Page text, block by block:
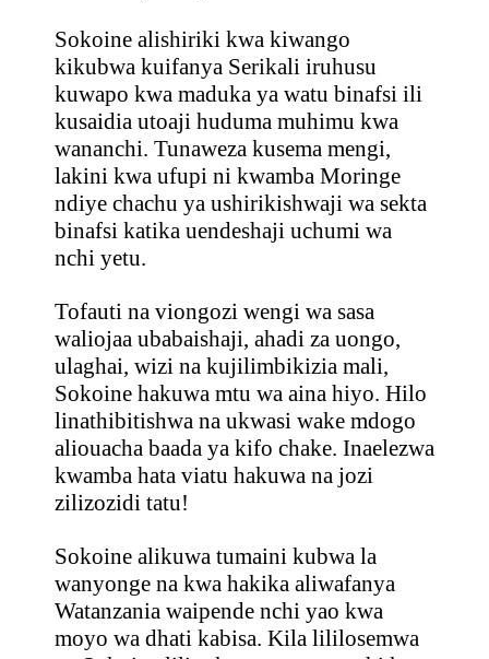
Sokoine alishiriki kwa kiwango
kikubwa kuifanya Serikali iruhusu
kuwapo kwa maduka ya watu binafsi ili
kusaidia utoaji huduma muhimu kwa
wananchi. Tunaweza kusema mengi,
lakini kwa ufupi ni kwamba Moringe
ndiye chachu ya ushirikishwaji wa sekta
binafsi katika uendeshaji uchumi wa
nchi yetu.
Tofauti na viongozi wengi wa sasa
waliojaa ubabaishaji, ahadi za uongo,
ulaghai, wizi na kujilimbikizia mali,
Sokoine hakuwa mtu wa aina hiyo. Hilo
linathibitishwa na ukwasi wake mdogo
aliouacha baada ya kifo chake. Inaelezwa
kwamba hata viatu hakuwa na jozi
zilizozidi tatu!
Sokoine alikuwa tumaini kubwa la
wanyonge na kwa hakika aliwafanya
Watanzania waipende nchi yao kwa
moyo wa dhati kabisa. Kila lililosemwa